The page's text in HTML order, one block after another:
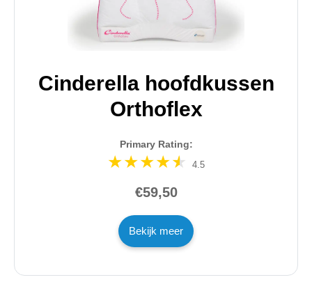
Cinderella hoofdkussen
Orthoflex
Primary Rating:
4.5
€59,50
Bekijk meer